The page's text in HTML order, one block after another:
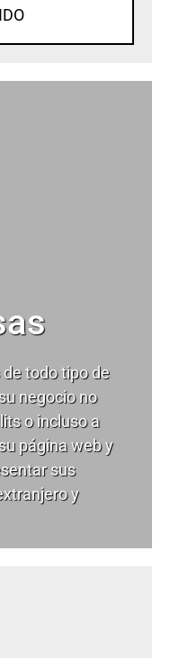
todo tipo de
negocio no
o incluso a
página web y
sus
y